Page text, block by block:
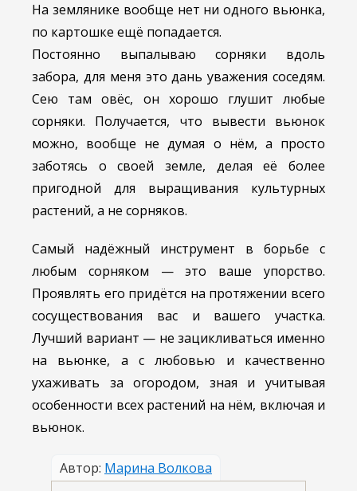
На землянике вообще нет ни одного вьюнка,
по картошке ещё попадается.
Постоянно выпалываю сорняки вдоль
забора, для меня это дань уважения соседям.
Сею там овёс, он хорошо глушит любые
сорняки. Получается, что вывести вьюнок
можно, вообще не думая о нём, а просто
заботясь о своей земле, делая её более
пригодной для выращивания культурных
растений, а не сорняков.
Самый надёжный инструмент в борьбе с
любым сорняком — это ваше упорство.
Проявлять его придётся на протяжении всего
сосуществования вас и вашего участка.
Лучший вариант — не зацикливаться именно
на вьюнке, а с любовью и качественно
ухаживать за огородом, зная и учитывая
особенности всех растений на нём, включая и
вьюнок.
Автор: Марина Волкова